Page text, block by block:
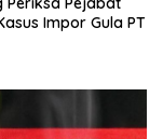
Impor Gula PT